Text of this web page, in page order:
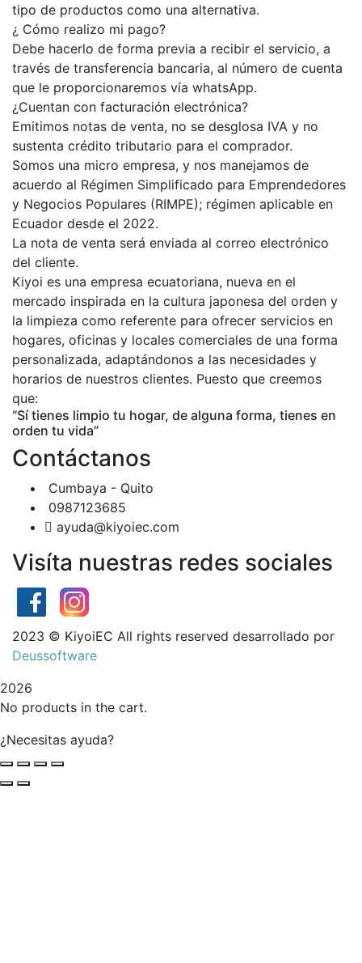
tipo de productos como una alternativa.
¿ Cómo realizo mi pago?
Debe hacerlo de forma previa a recibir el servicio, a
través de transferencia bancaria, al número de cuenta
que le proporcionaremos vía whatsApp.
¿Cuentan con facturación electrónica?
Emitimos notas de venta, no se desglosa IVA y no
sustenta crédito tributario para el comprador.
Somos una micro empresa, y nos manejamos de
acuerdo al Régimen Simplificado para Emprendedores
y Negocios Populares (RIMPE); régimen aplicable en
Ecuador desde el 2022.
La nota de venta será enviada al correo electrónico
del cliente.
Kiyoi es una empresa ecuatoriana, nueva en el
mercado inspirada en la cultura japonesa del orden y
la limpieza como referente para ofrecer servicios en
hogares, oficinas y locales comerciales de una forma
personalizada, adaptándonos a las necesidades y
horarios de nuestros clientes. Puesto que creemos
que:
“Sí tienes limpio tu hogar, de alguna forma, tienes en
orden tu vida”
Contáctanos
Cumbaya - Quito
0987123685
ayuda@kiyoiec.com
Visíta nuestras redes sociales
2023 © KiyoiEC All rights reserved desarrollado por
Deussoftware
2026
No products in the cart.
¿Necesitas ayuda?